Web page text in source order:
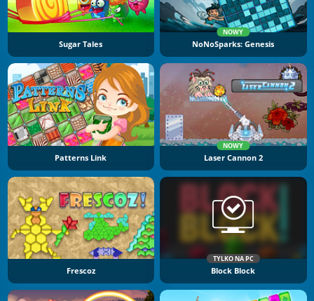
Sugar Tales
NOWY
NoNoSparks: Genesis
Patterns Link
NOWY
Laser Cannon 2
Frescoz
TYLKO NA PC
Block Block